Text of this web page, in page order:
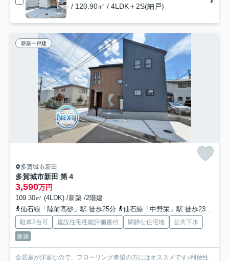
- / 120.90㎡ / 4LDK＋2S(納戸)
新築一戸建
多賀城市新田
多賀城市新田 第４
3,590万円
109.30㎡ (4LDK) /新築 /2階建
仙石線「陸前高砂」駅 徒歩25分
仙石線「中野栄」駅 徒歩23分
駐車2台可 建設住宅性能評価書付 閑静な住宅地
公共下水
新築
全居室が洋室なので、フローリング希望の方にはオススメです♪利便性